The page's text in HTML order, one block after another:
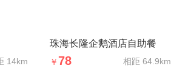
14km
珠海长隆企鹅酒店自助餐
￥78 相距 64.9km